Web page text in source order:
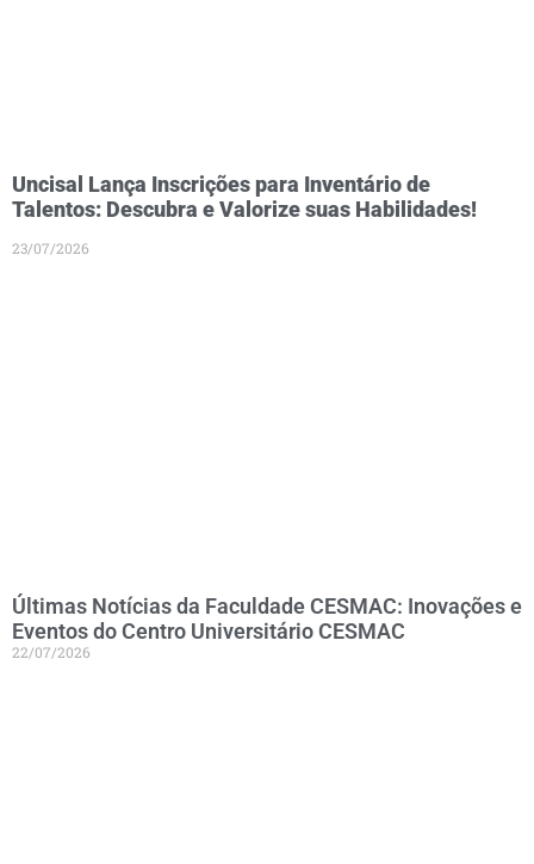
Uncisal Lança Inscrições para Inventário de
Talentos: Descubra e Valorize suas Habilidades!
23/07/2026
Últimas Notícias da Faculdade CESMAC: Inovações e
Eventos do Centro Universitário CESMAC
22/07/2026